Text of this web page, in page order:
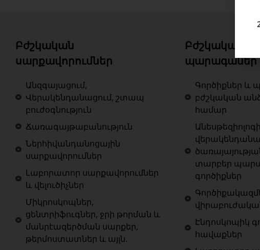
Բժշկական
սարքավորումներ
Անզգայացում,
Վերակենդանացում, շտապ
բուժօգնություն
Ճառագայթաբանություն
Ներհիվանդանոցային
սարքավորումներ
Լաբորատոր սարքավորումներ
և վելուծիչներ
Միկրոսկոպներ,
ցենտրիֆուգներ, ջրի թորման և
մանրէազերծման սարքեր,
թերմոստատներ և այլն.
Բժշկական
պարագաներ
Գործիքներ և
բժշկական
համար
տարբեր
գործիքներ
Էնդոսկոպիկ
հավաքներ